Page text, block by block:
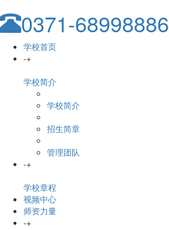
0371-68998886
学校首页
-+
学校简介
学校简介
招生简章
管理团队
-+
学校章程
视频中心
师资力量
-+